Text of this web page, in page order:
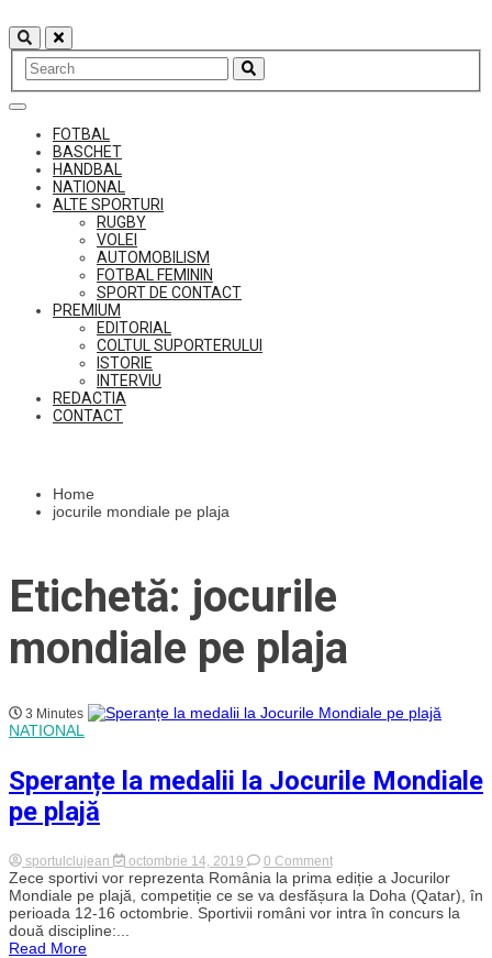
to
content
FOTBAL
BASCHET
HANDBAL
NATIONAL
ALTE SPORTURI
RUGBY
VOLEI
AUTOMOBILISM
FOTBAL FEMININ
SPORT DE CONTACT
PREMIUM
EDITORIAL
COLTUL SUPORTERULUI
ISTORIE
INTERVIU
REDACTIA
CONTACT
Home
jocurile mondiale pe plaja
Etichetă: jocurile
mondiale pe plaja
3 Minutes
NATIONAL
Speranțe la medalii la Jocurile Mondiale
pe plajă
sportulclujean octombrie 14, 2019 0 Commenton
Speranțe
la
medalii
la
Zece sportivi vor reprezenta România la prima ediție a Jocurilor
Mondiale pe plajă, competiție ce se va desfășura la Doha (Qatar), în
perioada 12-16 octombrie. Sportivii români vor intra în concurs la
două discipline:...
Read More